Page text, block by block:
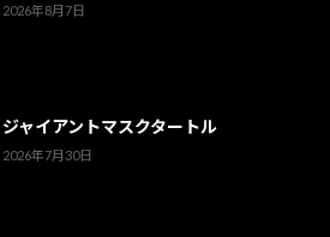
2026年8月7日
ジャイアントマスクタートル
2026年7月30日